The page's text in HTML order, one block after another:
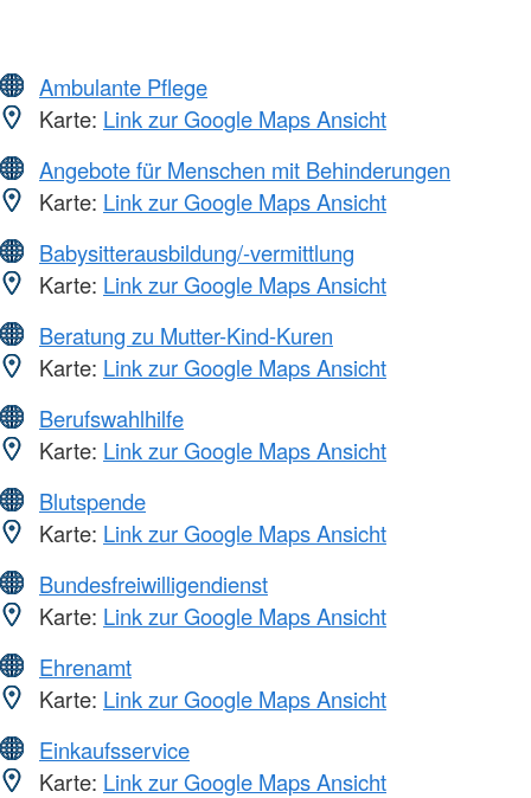
Ambulante Pflege
Karte: Link zur Google Maps Ansicht
Angebote für Menschen mit Behinderungen
Karte: Link zur Google Maps Ansicht
Babysitterausbildung/-vermittlung
Karte: Link zur Google Maps Ansicht
Beratung zu Mutter-Kind-Kuren
Karte: Link zur Google Maps Ansicht
Berufswahlhilfe
Karte: Link zur Google Maps Ansicht
Blutspende
Karte: Link zur Google Maps Ansicht
Bundesfreiwilligendienst
Karte: Link zur Google Maps Ansicht
Ehrenamt
Karte: Link zur Google Maps Ansicht
Einkaufsservice
Karte: Link zur Google Maps Ansicht